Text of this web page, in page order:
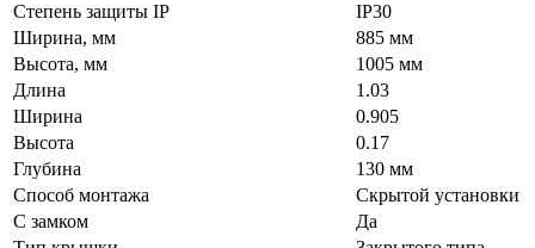
Степень защиты IP
IP30
Ширина, мм
885 мм
Высота, мм
1005 мм
Длина
1.03
Ширина
0.905
Высота
0.17
Глубина
130 мм
Способ монтажа
Скрытой установки
С замком
Да